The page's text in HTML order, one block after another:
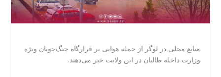
منابع محلی در لوگر از حمله هوایی بر قرارگاه جنگ‌جویان ویژه
وزارت داخله طالبان در این ولایت خبر می‌دهند.